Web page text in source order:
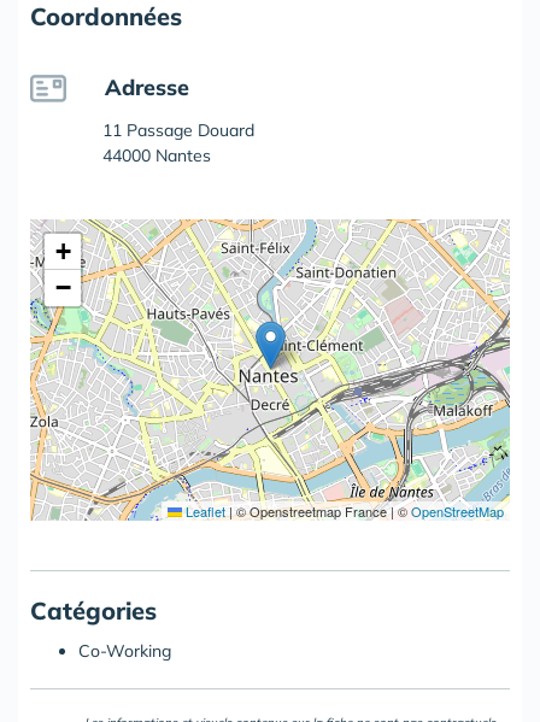
Coordonnées
Adresse
11 Passage Douard
44000 Nantes
+
−
Leaflet|© Openstreetmap France | ©OpenStreetMap
Catégories
Co-Working